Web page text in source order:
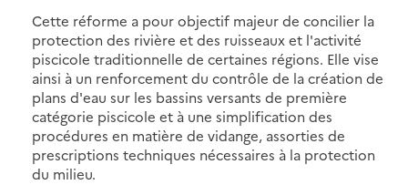
Cette réforme a pour objectif majeur de concilier la
protection des rivière et des ruisseaux et l'activité
piscicole traditionnelle de certaines régions. Elle vise
ainsi à un renforcement du contrôle de la création de
plans d'eau sur les bassins versants de première
catégorie piscicole et à une simplification des
procédures en matière de vidange, assorties de
prescriptions techniques nécessaires à la protection
du milieu.